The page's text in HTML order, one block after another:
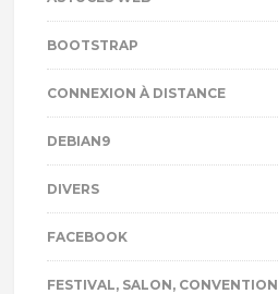
BOOTSTRAP
CONNEXION À DISTANCE
DEBIAN9
DIVERS
FACEBOOK
FESTIVAL, SALON, CONVENTION